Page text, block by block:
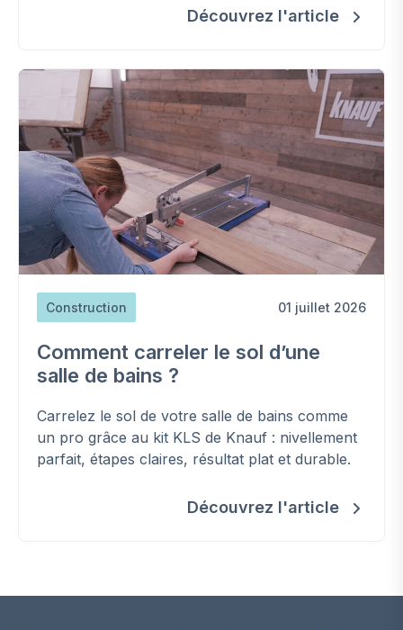
insoupçonnées - du gaz (bio)propane en
Découvrez l'article
Construction 01 juillet 2026
Comment carreler le sol d’une
salle de bains ?
Carrelez le sol de votre salle de bains comme
un pro grâce au kit KLS de Knauf : nivellement
parfait, étapes claires, résultat plat et durable.
Découvrez l'article